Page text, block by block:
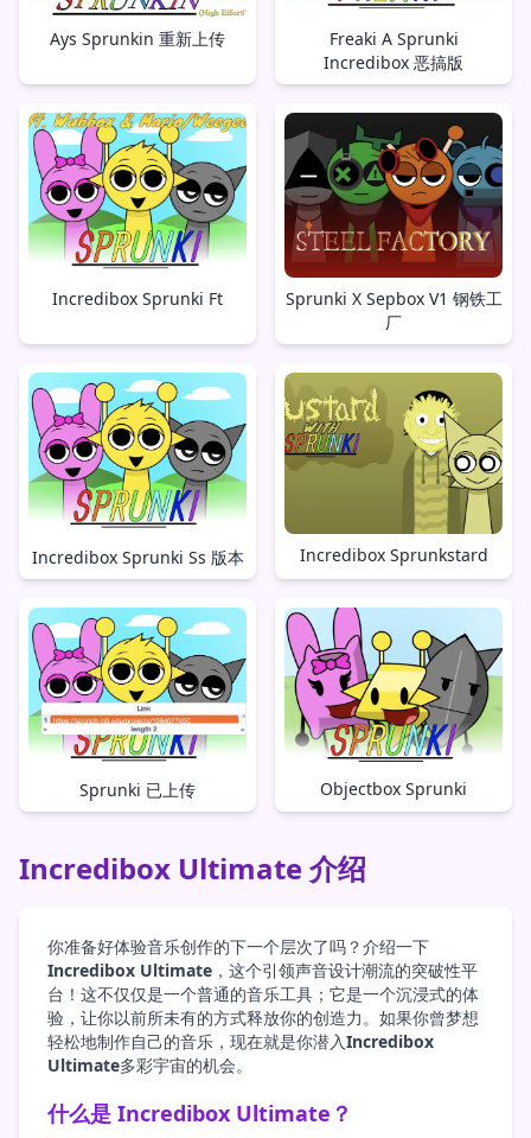
Ays Sprunkin 重新上传
Freaki A Sprunki
Incredibox 恶搞版
Incredibox Sprunki Ft
Sprunki X Sepbox V1 钢铁工
厂
Incredibox Sprunki Ss 版本 Incredibox Sprunkstard
Sprunki 已上传 Objectbox Sprunki
Incredibox Ultimate 介绍
你准备好体验音乐创作的下一个层次了吗？介绍一下
Incredibox Ultimate ，这个引领声音设计潮流的突破性平
台！这不仅仅是一个普通的音乐工具；它是一个沉浸式的体
验，让你以前所未有的方式释放你的创造力。如果你曾梦想
轻松地制作自己的音乐，现在就是你潜入Incredibox
Ultimate多彩宇宙的机会。
什么是 Incredibox Ultimate？